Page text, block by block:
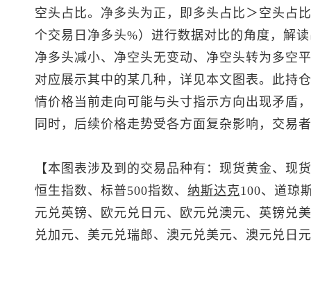
空头占比。净多头为正，即多头占比＞空头占
个交易日净多头%）进行数据对比的角度，解
净多头减小、净空头无变动、净空头转为多空
对应展示其中的某几种，详见本文图表。此持
情价格当前走向可能与头寸指示方向出现矛盾
同时，后续价格走势受各方面复杂影响，交易
【本图表涉及到的交易品种有： 现货黄金、 现
恒生指数、 标普500指数、 纳斯达克100、道琼
元兑英镑、欧元兑日元、欧元兑澳元、 英镑兑
兑加元、 美元兑瑞郎、 澳元兑美元、澳元兑日